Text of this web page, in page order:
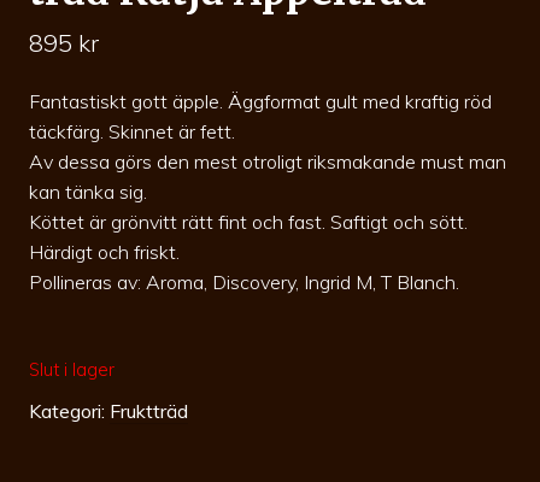
895 kr
Fantastiskt gott äpple. Äggformat gult med kraftig röd
täckfärg. Skinnet är fett.
Av dessa görs den mest otroligt riksmakande must man
kan tänka sig.
Köttet är grönvitt rätt fint och fast. Saftigt och sött.
Härdigt och friskt.
Pollineras av: Aroma, Discovery, Ingrid M, T Blanch.
Slut i lager
Kategori: Fruktträd